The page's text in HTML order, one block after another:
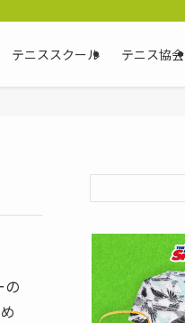
テニススクール テニス協会
の